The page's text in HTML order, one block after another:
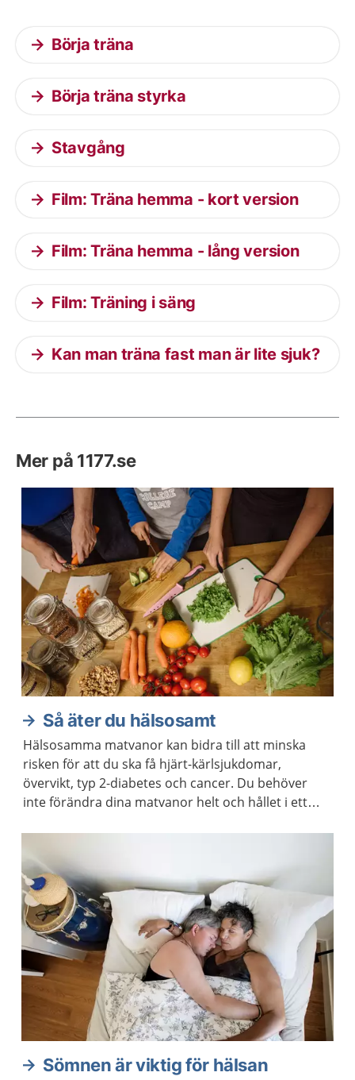
Börja träna
Börja träna styrka
Stavgång
Film: Träna hemma - kort version
Film: Träna hemma - lång version
Film: Träning i säng
Kan man träna fast man är lite sjuk?
Mer på 1177.se
Så äter du hälsosamt
Hälsosamma matvanor kan bidra till att minska
risken för att du ska få hjärt-kärlsjukdomar,
övervikt, typ 2-diabetes och cancer. Du behöver
inte förändra dina matvanor helt och hållet i ett
Sömnen är viktig för hälsan